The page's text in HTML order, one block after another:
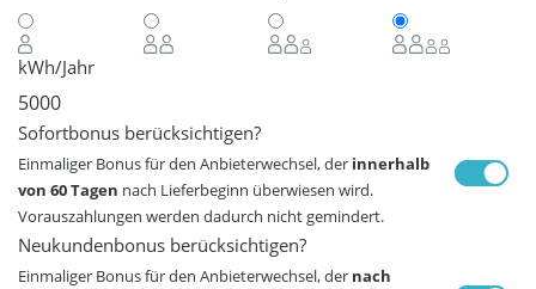
kWh/Jahr
Sofortbonus berücksichtigen?
Einmaliger Bonus für den Anbieterwechsel, der innerhalb
von 60 Tagen nach Lieferbeginn überwiesen wird.
Vorauszahlungen werden dadurch nicht gemindert.
Neukundenbonus berücksichtigen?
Einmaliger Bonus für den Anbieterwechsel, der nach